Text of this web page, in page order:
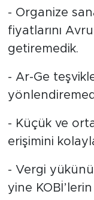
- Organize
fiyatlarını
getiremedik.
- Ar-Ge
- Küçük ve
erişimini
- Vergi yükünü
yine KOBİ’lerin